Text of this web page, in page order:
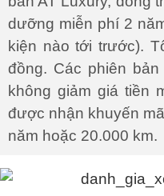
dưỡng miễn phí 2
kiện nào tới trước).
đồng. Các phiên
không giảm giá tiền
được nhận khuyến
năm hoặc 20.000 km.